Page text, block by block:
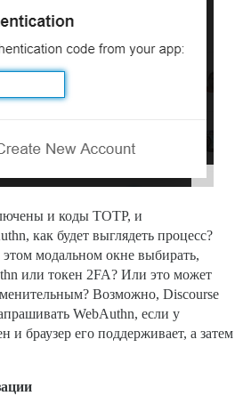
и коды TOTP, и
как будет выглядеть процесс?
этом модальном окне выбирать,
или токен 2FA? Или это может
Возможно, Discourse
WebAuthn, если у
и браузер его поддерживает, а затем